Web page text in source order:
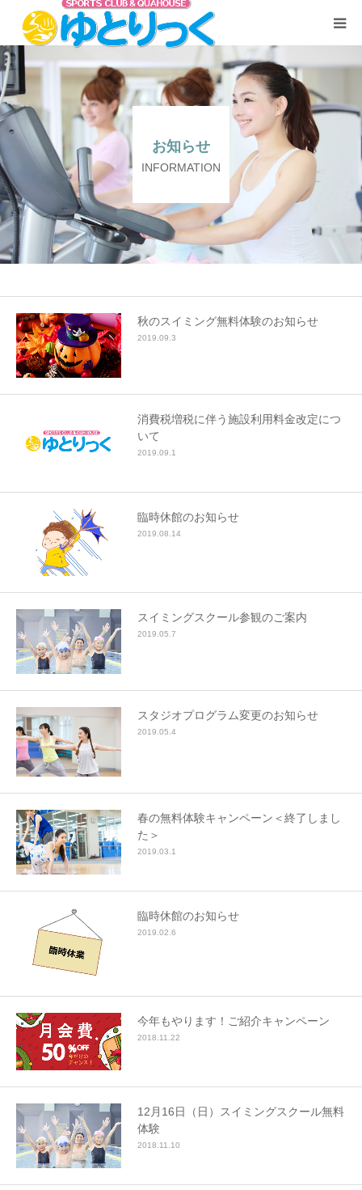
お知らせ
INFORMATION
秋のスイミング無料体験のお知らせ
2019.09.3
消費税増税に伴う施設利用料金改定につ
いて
2019.09.1
臨時休館のお知らせ
2019.08.14
スイミングスクール参観のご案内
2019.05.7
スタジオプログラム変更のお知らせ
2019.05.4
春の無料体験キャンペーン＜終了しまし
た＞
2019.03.1
臨時休館のお知らせ
2019.02.6
今年もやります！ご紹介キャンペーン
2018.11.22
12月16日（日）スイミングスクール無料
体験
2018.11.10
TOP
ご利用料金
うずしお温泉「霑（てん）の湯」
プール
フィットネスジム
お問い合わせ